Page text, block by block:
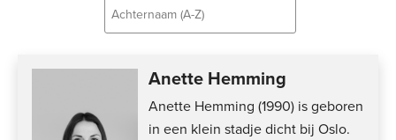
Achternaam (A-Z)
Achternaam (Z-A)
Voornaam (A-Z)
Anette Hemming
Anette Hemming (1990) is geboren
in een klein stadje dicht bij Oslo.